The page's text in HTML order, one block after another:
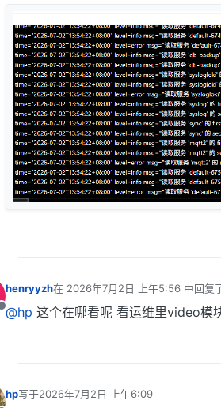
离线
henryyzh在 2026年7月2日 上午5:56 中回复
最后由 编辑
@hp 这个在哪看呢 看运维里video模
hp写于2026年7月2日 上午6:09
最后由 编辑